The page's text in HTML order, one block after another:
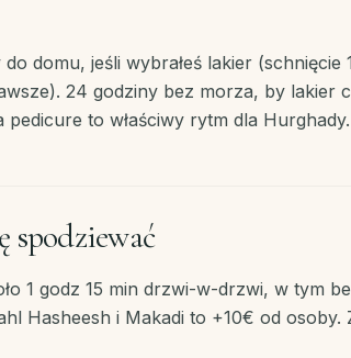
do domu, jeśli wybrałeś lakier (schnięcie
24 godziny bez morza, by lakier
pedicure to właściwy rytm dla Hurghady.
spodziewać
1 godz 15 min drzwi-w-drzwi, w tym
Hasheesh i Makadi to +10€ od